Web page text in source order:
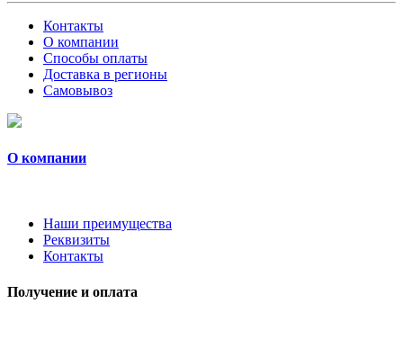
Контакты
О компании
Способы оплаты
Доставка в регионы
Самовывоз
О компании
Наши преимущества
Реквизиты
Контакты
Получение и оплата